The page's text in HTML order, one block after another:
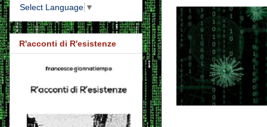
Select Language ▼
R'acconti di R'esistenze